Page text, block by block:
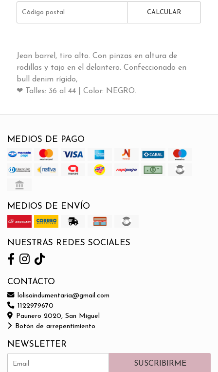
CALCULAR
Jean barrel, tiro alto. Con pinzas en altura de
rodillas y tajo en el delantero. Confeccionado en
bull denim rígido,
❤ Talles: 36 al 44 | Color: NEGRO.
MEDIOS DE PAGO
MEDIOS DE ENVÍO
NUESTRAS REDES SOCIALES
CONTACTO
lolisaindumentaria@gmail.com
1122979670
Paunero 2020, San Miguel
Botón de arrepentimiento
NEWSLETTER
SUSCRIBIRME